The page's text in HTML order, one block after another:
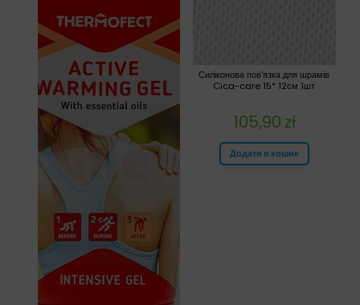
Силіконова пов’язка для шрамів
Cica-care 15* 12см 1шт
105,90 zł
Додати в кошик